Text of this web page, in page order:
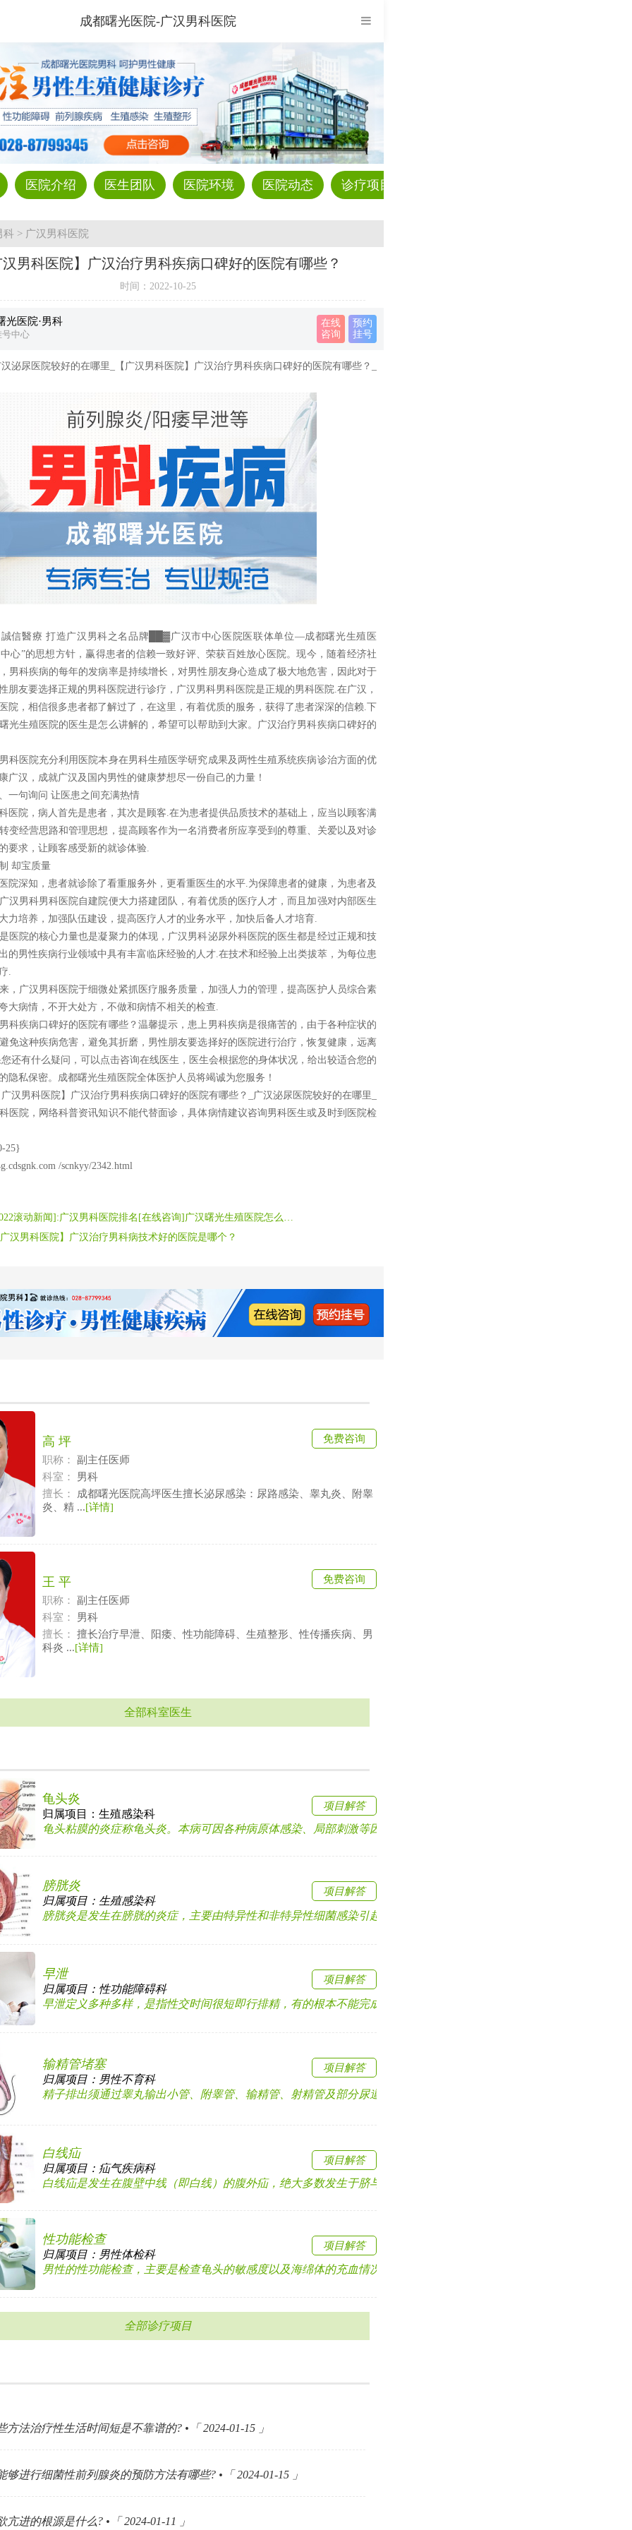
成都曙光医院-广汉男科医院
医院介绍 医生团队 医院环境 医院动态 诊疗项目
科 > 广汉男科医院
男科医院】广汉治疗男科疾病口碑好的医院有哪些？
时间： 2022-10-25
光医院·男科
号中心
在线
咨询
预约
挂号
尿医院较好的在哪里_【广汉男科医院】广汉治疗男科疾病口碑好的医院有哪些？_
醫療 打造广汉男科之名品牌██▓广汉市中心医院医联体单位—成都曙光生殖医
心”的思想方针，赢得患者的信赖一致好评、荣获百姓放心医院。现今，随着经济社
男科疾病的每年的发病率是持续增长，对男性朋友身心造成了极大地危害，因此对于
朋友要选择正规的男科医院进行诊疗，广汉男科男科医院是正规的男科医院.在广汉，
院，相信很多患者都了解过了，在这里，有着优质的服务，获得了患者深深的信赖.下
光生殖医院的医生是怎么讲解的，希望可以帮助到大家。广汉治疗男科疾病口碑好的
院充分利用医院本身在男科生殖医学研究成果及两性生殖系统疾病诊治方面的优
广汉，成就广汉及国内男性的健康梦想尽一份自己的力量！
句询问 让医患之间充满热情
，病人首先是患者，其次是顾客.在为患者提供品质技术的基础上，应当以顾客满
变经营思路和管理思想，提高顾客作为一名消费者所应享受到的尊重、关爱以及对诊
要求，让顾客感受新的就诊体验.
却宝质量
知，患者就诊除了看重服务外，更看重医生的水平.为保障患者的健康，为患者及
汉男科男科医院自建院便大力搭建团队，有着优质的医疗人才，而且加强对内部医生
力培养，加强队伍建设，提高医疗人才的业务水平，加快后备人才培育.
的核心力量也是凝聚力的体现，广汉男科泌尿外科医院的医生都是经过正规和技
的男性疾病行业领域中具有丰富临床经验的人才.在技术和经验上出类拔萃，为每位患
.
汉男科医院于细微处紧抓医疗服务质量，加强人力的管理，提高医护人员综合素
大病情，不开大处方，不做和病情不相关的检查.
病口碑好的医院有哪些？温馨提示，患上男科疾病是很痛苦的，由于各种症状的
免这种疾病危害，避免其折磨，男性朋友要选择好的医院进行治疗，恢复健康，远离
还有什么疑问，可以点击咨询在线医生，医生会根据您的身体状况，给出较适合您的
隐私保密。成都曙光生殖医院全体医护人员将竭诚为您服务！
男科医院】广汉治疗男科疾病口碑好的医院有哪些？_广汉泌尿医院较好的在哪里_
医院，网络科普资讯知识不能代替面诊，具体病情建议咨询男科医生或及时到医院检
25}
/scnkyy/2342.html
[2022滚动新闻]:广汉男科医院排名[在线咨询]广汉曙光生殖医院怎么样[近期公开]
汉男科医院】广汉治疗男科病技术好的医院是哪个？
高 坪
职称：
副主任医师
科室：
男科
擅长：
成都曙光医院高坪医生擅长泌尿感染：尿路感染、睾丸炎、附睾
炎、精 ...[详情]
免费咨询
王 平
职称：
副主任医师
科室：
男科
擅长：
擅长治疗早泄、阳痿、性功能障碍、生殖整形、性传播疾病、男
科炎 ...[详情]
免费咨询
全部科室医生
龟头炎
归属项目：生殖感染科
龟头粘膜的炎症称龟头炎。本病可因各种病原体感染、局部刺激等因素引起.....
项目解答
膀胱炎
归属项目： 生殖感染科
膀胱炎是发生在膀胱的炎症，主要由特异性和非特异性细菌感染引起，还有其它.....
项目解答
早泄
归属项目： 性功能障碍科
早泄定义多种多样，是指性交时间很短即行排精，有的根本不能完成性交，有的阴.....
项目解答
输精管堵塞
归属项目： 男性不育科
精子排出须通过睾丸输出小管、附睾管、输精管、射精管及部分尿道，以上任.....
项目解答
白线疝
归属项目： 疝气疾病科
白线疝是发生在腹壁中线（即白线）的腹外疝，绝大多数发生于脐与剑突之间（在两.....
项目解答
性功能检查
归属项目： 男性体检科
男性的性功能检查，主要是检查龟头的敏感度以及海绵体的充血情况，从而判断.....
项目解答
全部诊疗项目
方法治疗性生活时间短是不靠谱的? •「 2024-01-15 」
够进行细菌性前列腺炎的预防方法有哪些? •「 2024-01-15 」
亢进的根源是什么? •「 2024-01-11 」